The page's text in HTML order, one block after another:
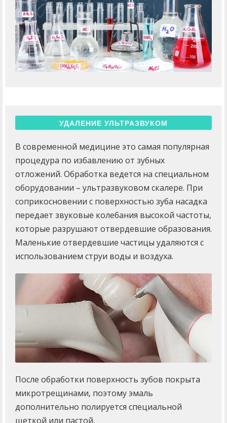
УДАЛЕНИЕ УЛЬТРАЗВУКОМ
В современной медицине это самая популярная
процедура по избавлению от зубных
отложений. Обработка ведется на специальном
оборудовании – ультразвуковом скалере. При
соприкосновении с поверхностью зуба насадка
передает звуковые колебания высокой частоты,
которые разрушают отвердевшие образования.
Маленькие отвердевшие частицы удаляются с
использованием струи воды и воздуха.
После обработки поверхность зубов покрыта
микротрещинами, поэтому эмаль
дополнительно полируется специальной
щеткой или пастой.